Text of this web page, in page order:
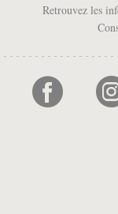
Retrouvez les